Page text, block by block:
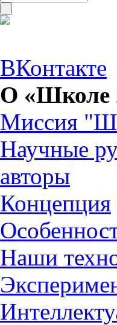
ВКонтакте
О «Школе
Миссия
Научные
авторы
Концепция
Наши